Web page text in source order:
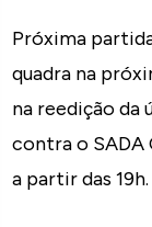
Próxima
quadra na
na reedição da
contra o SADA
a partir das 19h.